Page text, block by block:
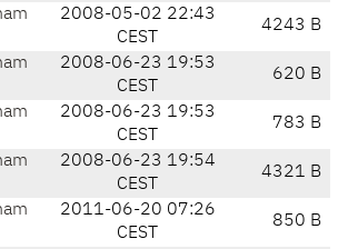
2008-05-02 22:43
CEST
4243 B
2008-06-23 19:53
CEST
620 B
2008-06-23 19:53
CEST
783 B
2008-06-23 19:54
CEST
4321 B
2011-06-20 07:26
CEST
850 B